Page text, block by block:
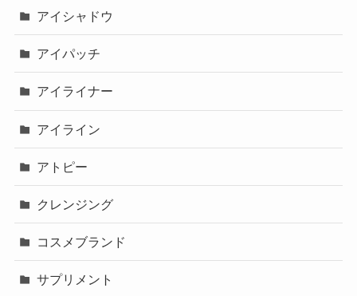
アイシャドウ
アイパッチ
アイライナー
アイライン
アトピー
クレンジング
コスメブランド
サプリメント